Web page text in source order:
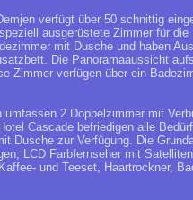
verfügt über 50 schnittig
ausgerüstete Zimmer für
mit Dusche und haben
Die Panoramaaussicht
Zimmer verfügen über ein
umfassen 2 Doppelzimmer mit
Cascade befriedigen alle
Dusche zur Verfügung. Die
LCD Farbfernseher mit
und Teeset, Haartrockner,